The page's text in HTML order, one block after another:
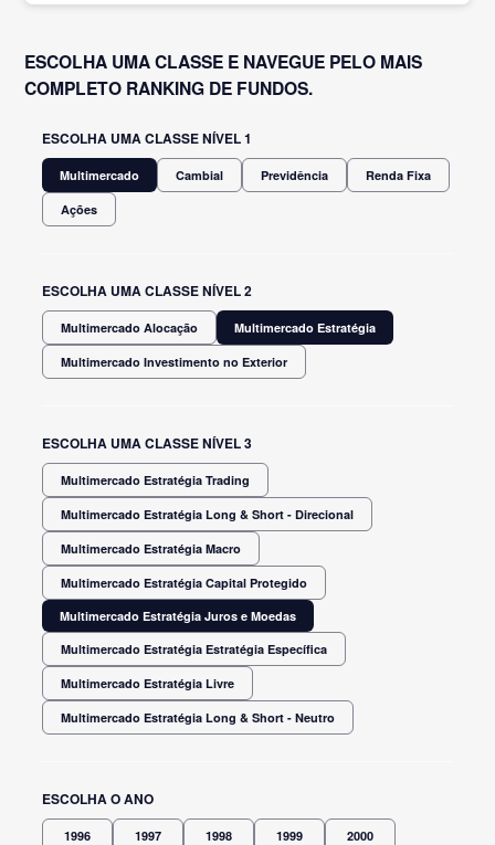
ESCOLHA UMA CLASSE E NAVEGUE PELO MAIS
COMPLETO RANKING DE FUNDOS.
ESCOLHA UMA CLASSE NÍVEL 1
Multimercado Cambial Previdência Renda Fixa
Ações
ESCOLHA UMA CLASSE NÍVEL 2
Multimercado Alocação Multimercado Estratégia
Multimercado Investimento no Exterior
ESCOLHA UMA CLASSE NÍVEL 3
Multimercado Estratégia Trading
Multimercado Estratégia Long & Short - Direcional
Multimercado Estratégia Macro
Multimercado Estratégia Capital Protegido
Multimercado Estratégia Juros e Moedas
Multimercado Estratégia Estratégia Específica
Multimercado Estratégia Livre
Multimercado Estratégia Long & Short - Neutro
ESCOLHA O ANO
1996 1997 1998 1999 2000